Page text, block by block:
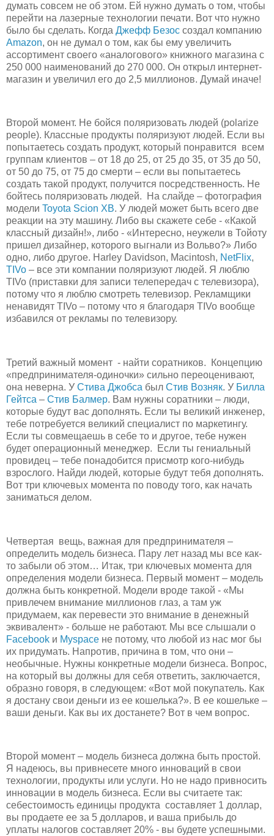
думать совсем не об этом. Ей нужно думать о том, чтобы
перейти на лазерные технологии печати. Вот что нужно
было бы сделать. Когда Джефф Безос создал компанию
Amazon, он не думал о том, как бы ему увеличить
ассортимент своего «аналогового» книжного магазина с
250 000 наименований до 270 000. Он открыл интернет-
магазин и увеличил его до 2,5 миллионов. Думай иначе!
Второй момент. Не бойся поляризовать людей (polarize
people). Классные продукты поляризуют людей. Если вы
попытаетесь создать продукт, который понравится всем
группам клиентов – от 18 до 25, от 25 до 35, от 35 до 50,
от 50 до 75, от 75 до смерти – если вы попытаетесь
создать такой продукт, получится посредственность. Не
бойтесь поляризовать людей. На слайде – фотография
модели Toyota Scion XB. У людей может быть всего две
реакции на эту машину. Либо вы скажете себе - «Какой
классный дизайн!», либо - «Интересно, неужели в Тойоту
пришел дизайнер, которого выгнали из Вольво?» Либо
одно, либо другое. Harley Davidson, Macintosh, NetFlix,
TIVo – все эти компании поляризуют людей. Я люблю
TIVo (приставки для записи телепередач с телевизора),
потому что я люблю смотреть телевизор. Рекламщики
ненавидят TIVo – потому что я благодаря TIVo вообще
избавился от рекламы по телевизору.
Третий важный момент - найти соратников. Концепцию
«предпринимателя-одиночки» сильно переоценивают,
она неверна. У Стива Джобса был Стив Возняк. У Билла
Гейтса – Стив Балмер. Вам нужны соратники – люди,
которые будут вас дополнять. Если ты великий инженер,
тебе потребуется великий специалист по маркетингу.
Если ты совмещаешь в себе то и другое, тебе нужен
будет операционный менеджер. Если ты гениальный
провидец – тебе понадобится присмотр кого-нибудь
взрослого. Найди людей, которые будут тебя дополнять.
Вот три ключевых момента по поводу того, как начать
заниматься делом.
Четвертая вещь, важная для предпринимателя –
определить модель бизнеса. Пару лет назад мы все как-
то забыли об этом… Итак, три ключевых момента для
определения модели бизнеса. Первый момент – модель
должна быть конкретной. Модели вроде такой - «Мы
привлечем внимание миллионов глаз, а там уж
придумаем, как перевести это внимание в денежный
эквивалент» - больше не работают. Мы все слышали о
Facebook и Myspace не потому, что любой из нас мог бы
их придумать. Напротив, причина в том, что они –
необычные. Нужны конкретные модели бизнеса. Вопрос,
на который вы должны для себя ответить, заключается,
образно говоря, в следующем: «Вот мой покупатель. Как
я достану свои деньги из ее кошелька?». В ее кошельке –
ваши деньги. Как вы их достанете? Вот в чем вопрос.
Второй момент – модель бизнеса должна быть простой.
Я надеюсь, вы привнесете много инноваций в свои
технологии, продукты или услуги. Но не надо привносить
инновации в модель бизнеса. Если вы считаете так:
себестоимость единицы продукта составляет 1 доллар,
вы продаете ее за 5 долларов, и ваша прибыль до
уплаты налогов составляет 20% - вы будете успешными.